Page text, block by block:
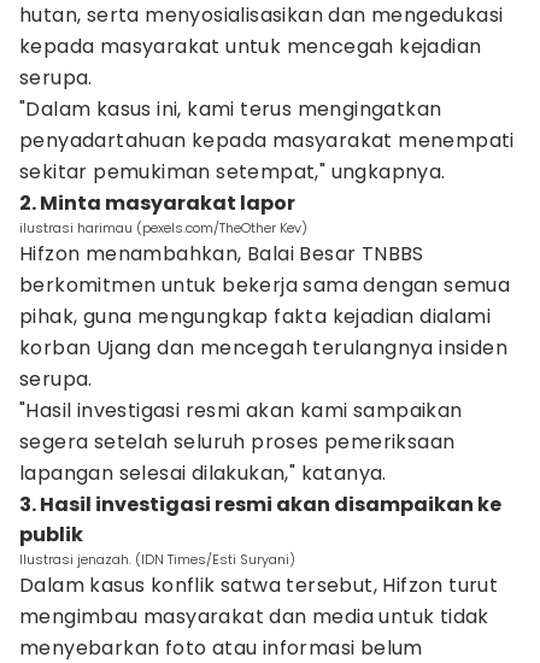
hutan, serta menyosialisasikan dan mengedukasi
kepada masyarakat untuk mencegah kejadian
serupa.
"Dalam kasus ini, kami terus mengingatkan
penyadartahuan kepada masyarakat menempati
sekitar pemukiman setempat," ungkapnya.
2. Minta masyarakat lapor
ilustrasi harimau (pexels.com/TheOther Kev)
Hifzon menambahkan, Balai Besar TNBBS
berkomitmen untuk bekerja sama dengan semua
pihak, guna mengungkap fakta kejadian dialami
korban Ujang dan mencegah terulangnya insiden
serupa.
"Hasil investigasi resmi akan kami sampaikan
segera setelah seluruh proses pemeriksaan
lapangan selesai dilakukan," katanya.
3. Hasil investigasi resmi akan disampaikan ke
publik
Ilustrasi jenazah. (IDN Times/Esti Suryani)
Dalam kasus konflik satwa tersebut, Hifzon turut
mengimbau masyarakat dan media untuk tidak
menyebarkan foto atau informasi belum